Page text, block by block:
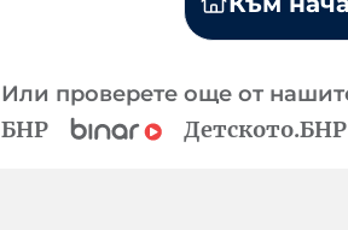
Или проверете още от
БНР Детското.БНР